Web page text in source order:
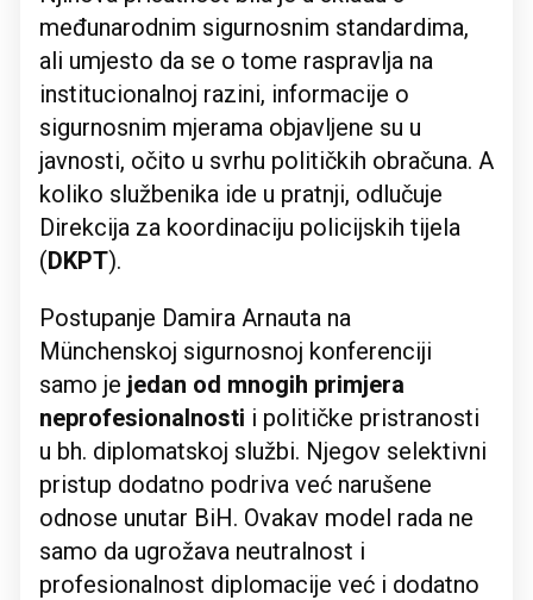
međunarodnim sigurnosnim standardima,
ali umjesto da se o tome raspravlja na
institucionalnoj razini, informacije o
sigurnosnim mjerama objavljene su u
javnosti, očito u svrhu političkih obračuna. A
koliko službenika ide u pratnji, odlučuje
Direkcija za koordinaciju policijskih tijela
(DKPT).
Postupanje Damira Arnauta na
Münchenskoj sigurnosnoj konferenciji
samo je jedan od mnogih primjera
neprofesionalnosti i političke pristranosti
u bh. diplomatskoj službi. Njegov selektivni
pristup dodatno podriva već narušene
odnose unutar BiH. Ovakav model rada ne
samo da ugrožava neutralnost i
profesionalnost diplomacije već i dodatno